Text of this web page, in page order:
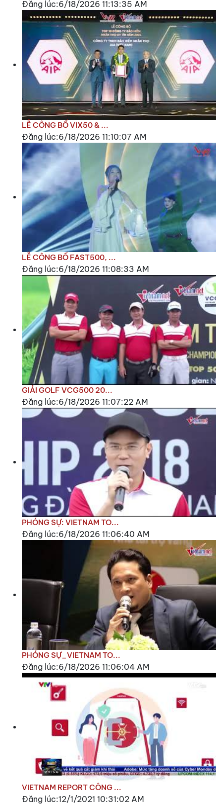
Đăng lúc:6/18/2026 11:13:35 AM
LỄ CÔNG BỐ VIX50 & ...
Đăng lúc:6/18/2026 11:10:07 AM
LỄ CÔNG BỐ FAST500, ...
Đăng lúc:6/18/2026 11:08:33 AM
GIẢI GOLF VCG500 20...
Đăng lúc:6/18/2026 11:07:22 AM
PHÓNG SỰ: VIETNAM TO...
Đăng lúc:6/18/2026 11:06:40 AM
PHÓNG SỰ_VIETNAM TO...
Đăng lúc:6/18/2026 11:06:04 AM
VIETNAM REPORT CÔNG ...
Đăng lúc:12/1/2021 10:31:02 AM